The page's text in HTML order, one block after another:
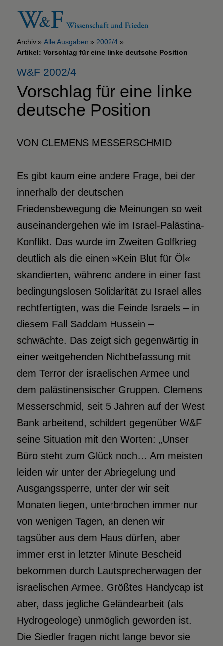
Archiv Alle Ausgaben
2002/4
Artikel: Vorschlag für eine linke deutsche Position
W&F 2002/4
Vorschlag für eine linke
deutsche Position
VON CLEMENS MESSERSCHMID
Es gibt kaum eine andere Frage, bei der
innerhalb der deutschen
Friedensbewegung die Meinungen so weit
auseinandergehen wie im Israel-Palästina-
Konflikt. Das wurde im Zweiten Golfkrieg
deutlich als die einen »Kein Blut für Öl«
skandierten, während andere in einer fast
bedingungslosen Solidarität zu Israel alles
rechtfertigten, was die Feinde Israels – in
diesem Fall Saddam Hussein –
schwächte. Das zeigt sich gegenwärtig in
einer weitgehenden Nichtbefassung mit
dem Terror der israelischen Armee und
dem palästinensischer Gruppen. Clemens
Messerschmid, seit 5 Jahren auf der West
Bank arbeitend, schildert gegenüber W&F
seine Situation mit den Worten: „Unser
Büro steht zum Glück noch… Am meisten
leiden wir unter der Abriegelung und
Ausgangssperre, unter der wir seit
Monaten liegen, unterbrochen immer nur
von wenigen Tagen, an denen wir
tagsüber aus dem Haus dürfen, aber
immer erst in letzter Minute Bescheid
bekommen durch Lautsprecherwagen der
israelischen Armee. Größtes Handycap ist
aber, dass jegliche Geländearbeit (als
Hydrogeologe) unmöglich geworden ist.
Die Siedler fragen nicht lange bevor sie